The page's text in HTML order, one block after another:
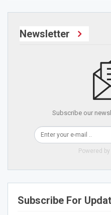
Newsletter
Subscribe our
Powered by
Subscribe For